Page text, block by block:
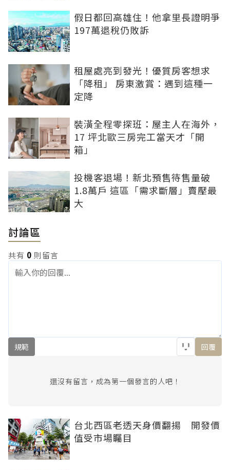
假日都回高雄住！他拿里長證明爭
197萬退稅仍敗訴
租屋處亮到發光！優質房客想求
「降租」 房東激賞：遇到這種一
定降
裝潢全程零探班：屋主人在海外，
17 坪北歐三房完工當天才「開
箱」
投機客退場！新北預售待售量破
1.8萬戶 這區「需求斷層」賣壓最
大
討論區
共有 0 則留言
規範 回覆
還沒有留言，成為第一個發言的人吧！
台北西區老透天身價翻揚 開發價
值受市場矚目